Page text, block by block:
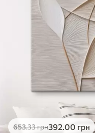
653.33грн392.00 грн